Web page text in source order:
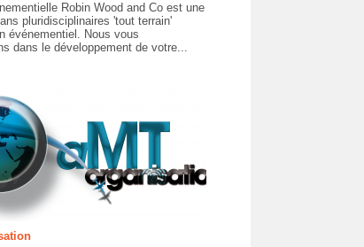
Robin Wood and Co est une
pluridisciplinaires 'tout terrain'
événementiel. Nous vous
dans le développement de votre...